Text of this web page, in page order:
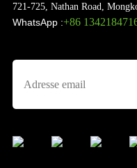
721-725, Nathan Road,
WhatsApp :+86